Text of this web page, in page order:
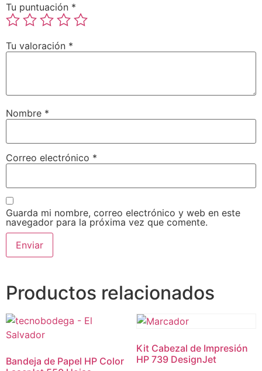
Tu puntuación *
Tu valoración *
Nombre *
Correo electrónico *
Guarda mi nombre, correo electrónico y web en este
navegador para la próxima vez que comente.
Productos relacionados
Bandeja de Papel HP Color
Kit Cabezal de Impresión
HP 739 DesignJet